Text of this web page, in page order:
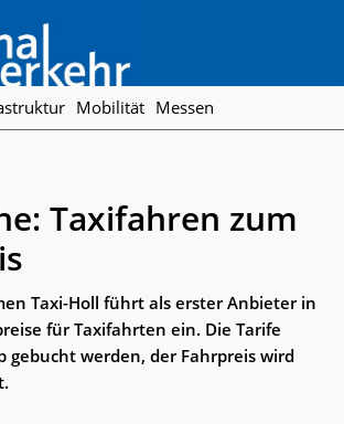
Mobilität Messen
Taxifahren zum
Taxi-Holl führt als erster Anbieter in
für Taxifahrten ein. Die Tarife
gebucht werden, der Fahrpreis wird